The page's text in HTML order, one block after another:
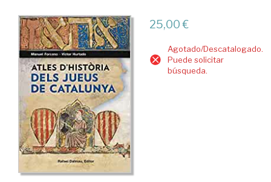
25,00 €
Agotado/Descatalogado.
Puede solicitar
búsqueda.